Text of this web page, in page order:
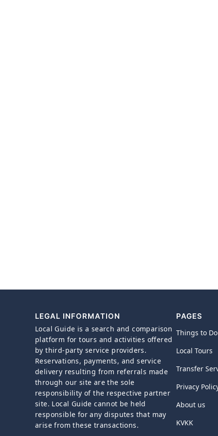
LEGAL INFORMATION
Local Guide is a search and comparison
platform for tours and activities offered
by third-party service providers.
Reservations, payments, and service
delivery resulting from referrals made
through our site are the sole
responsibility of the respective partner
site. Local Guide cannot be held
responsible for any disputes that may
arise from these transactions.
PAGES
Things to Do
Local Tours
Transfer
Privacy
About us
KVKK